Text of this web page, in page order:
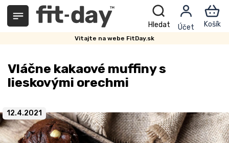
Prejsť
obsah
Vitajte na webe FitDay.sk
Vláčne kakaové muffiny s
lieskovými orechmi
12.4.2021